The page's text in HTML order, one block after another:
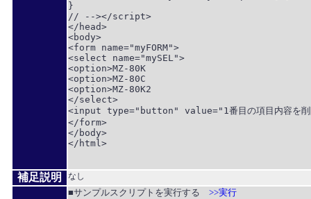
}
// --></script>
</head>
<body>
<form name="myFORM">
<select name="mySEL">
<option>MZ-80K
<option>MZ-80C
<option>MZ-80K2
</select>
<input type="button" value="1番目の項目内容
</form>
</body>
</html>
補足説明 なし
■サンプルスクリプトを実行する >>実行